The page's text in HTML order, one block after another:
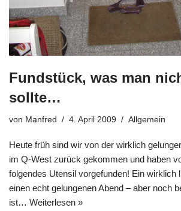
Fundstück, was man
sollte…
von Manfred 4. April 2009 Allgemein
Heute früh sind wir von der wirklich
im Q-West zurück gekommen und haben
folgendes Utensil vorgefunden! Ein wirklich
einen echt gelungenen Abend – aber noch
ist… Weiterlesen »